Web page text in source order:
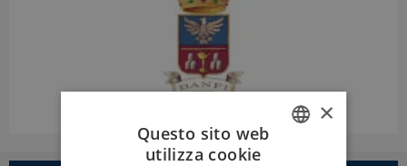
×
Questo sito web
utilizza cookie